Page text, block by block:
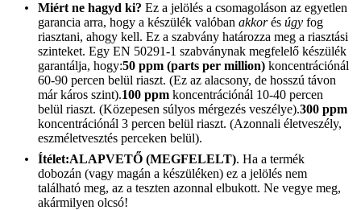
Miért ne hagyd ki? Ez a jelölés a csomagoláson az egyetlen
garancia arra, hogy a készülék valóban akkorés úgy fog
riasztani, ahogy kell. Ez a szabvány határozza meg a riasztási
szinteket. Egy EN 50291-1 szabványnak megfelelő készülék
garantálja, hogy:50 ppm (parts per million) koncentrációnál
60-90 percen belül riaszt. (Ez az alacsony, de hosszú távon
már káros szint).100 ppm koncentrációnál 10-40 percen
belül riaszt. (Közepesen súlyos mérgezés veszélye).300 ppm
koncentrációnál 3 percen belül riaszt. (Azonnali életveszély,
eszméletvesztés perceken belül).
Ítélet:ALAPVETŐ (MEGFELELT). Ha a termék
dobozán (vagy magán a készüléken) ez a jelölés nem
található meg, az a teszten azonnal elbukott. Ne vegye meg,
akármilyen olcsó!